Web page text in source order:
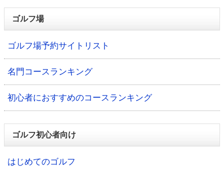
ゴルフ場
ゴルフ場予約サイトリスト
名門コースランキング
初心者におすすめのコースランキング
ゴルフ初心者向け
はじめてのゴルフ